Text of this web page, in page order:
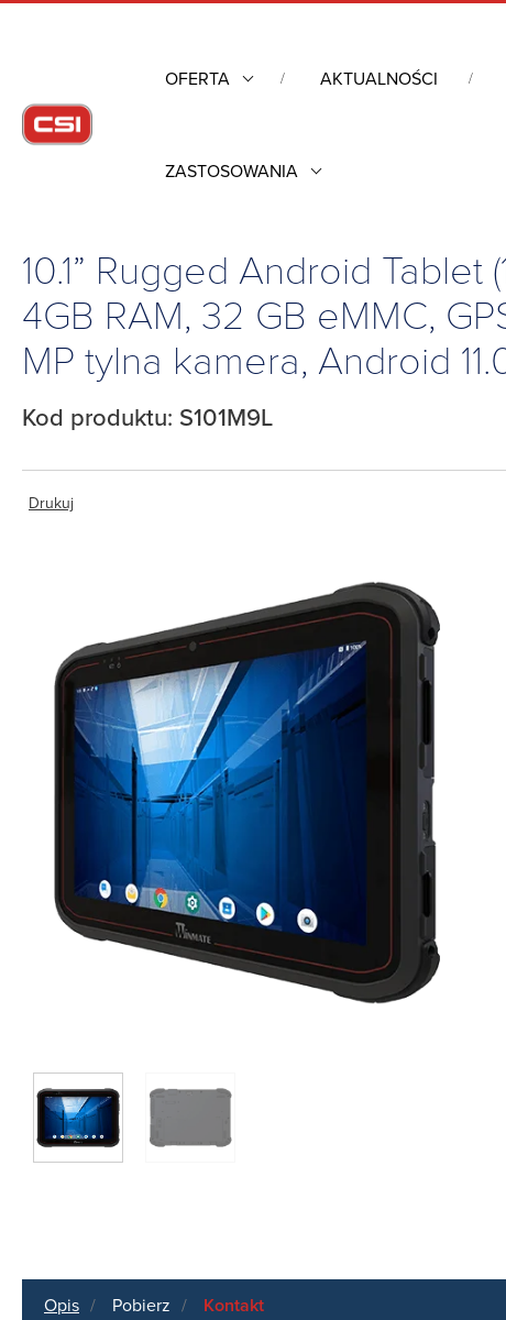
OFERTA AKTUALNOŚCI
ZASTOSOWANIA
Komputery Rugged /
10.1” Rugged Android
4GB RAM, 32 GB eMMC,
MP tylna kamera, Android
Kod produktu: S101M9L
Drukuj
Opis Pobierz Kontakt